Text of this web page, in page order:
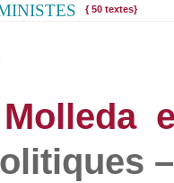
{ 50 textes}
Molleda